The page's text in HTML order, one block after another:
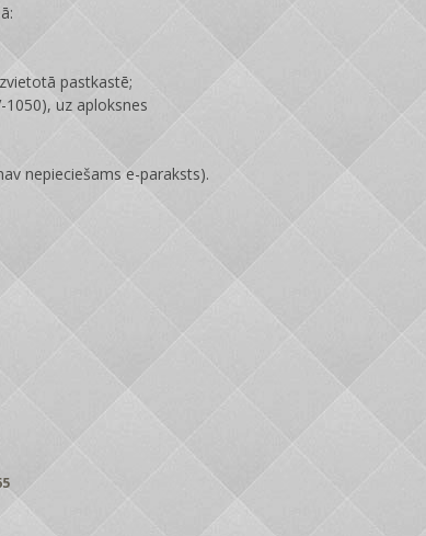
pastkastē;
uz aploksnes
nepieciešams e-paraksts).